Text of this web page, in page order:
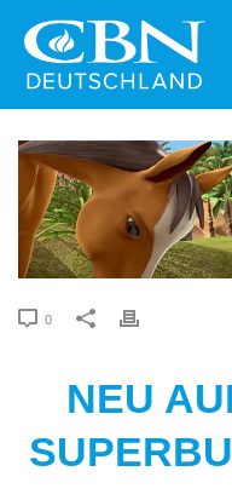
0
NEU